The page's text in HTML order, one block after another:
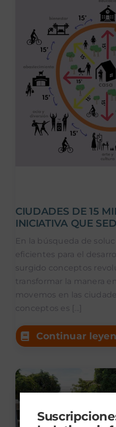
CIUDADES DE 15
INICIATIVA QUE
En la búsqueda de
eficientes para el
surgido conceptos
transformar la manera
movemos en las
conceptos es [...]
Continuar